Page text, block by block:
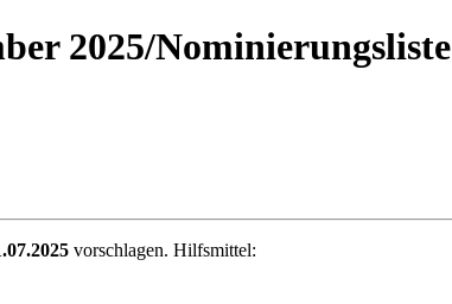
2025/Nominierungsliste
vorschlagen. Hilfsmittel: